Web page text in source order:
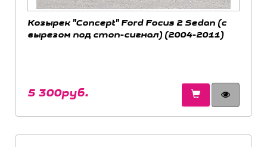
Козырек "Concept" Ford Focus 2 Sedan (с
вырезом под стоп-сигнал) (2004-2011)
5 300руб.